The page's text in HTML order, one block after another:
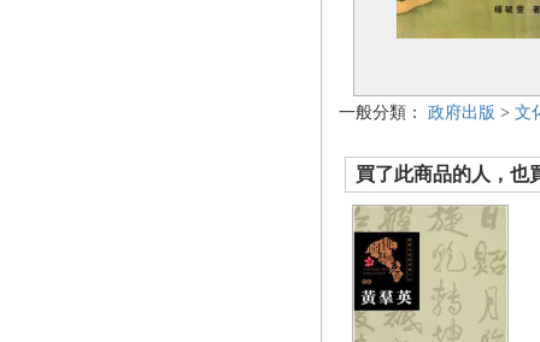
一般分類： 政府出版 > 文
買了此商品的人，也